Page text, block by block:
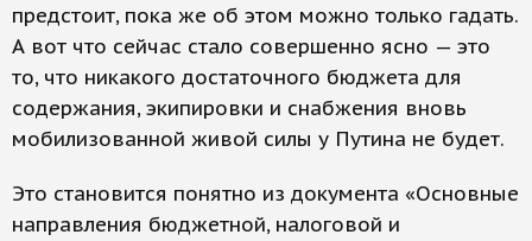
предстоит, пока же об этом можно только гадать.
А вот что сейчас стало совершенно ясно — это
то, что никакого достаточного бюджета для
содержания, экипировки и снабжения вновь
мобилизованной живой силы у Путина не будет.
Это становится понятно из документа «Основные
направления бюджетной, налоговой и